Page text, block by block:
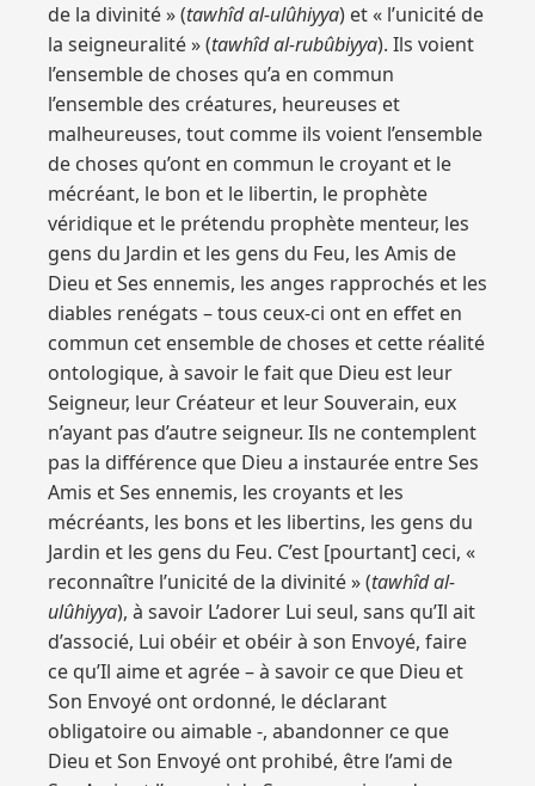
de la divinité » (tawhîd al-ulûhiyya) et « l’unicité de
la seigneuralité » (tawhîd al-rubûbiyya). Ils voient
l’ensemble de choses qu’a en commun
l’ensemble des créatures, heureuses et
malheureuses, tout comme ils voient l’ensemble
de choses qu’ont en commun le croyant et le
mécréant, le bon et le libertin, le prophète
véridique et le prétendu prophète menteur, les
gens du Jardin et les gens du Feu, les Amis de
Dieu et Ses ennemis, les anges rapprochés et les
diables renégats – tous ceux-ci ont en effet en
commun cet ensemble de choses et cette réalité
ontologique, à savoir le fait que Dieu est leur
Seigneur, leur Créateur et leur Souverain, eux
n’ayant pas d’autre seigneur. Ils ne contemplent
pas la différence que Dieu a instaurée entre Ses
Amis et Ses ennemis, les croyants et les
mécréants, les bons et les libertins, les gens du
Jardin et les gens du Feu. C’est [pourtant] ceci, «
reconnaître l’unicité de la divinité » (tawhîd al-
ulûhiyya), à savoir L’adorer Lui seul, sans qu’Il ait
d’associé, Lui obéir et obéir à son Envoyé, faire
ce qu’Il aime et agrée – à savoir ce que Dieu et
Son Envoyé ont ordonné, le déclarant
obligatoire ou aimable -, abandonner ce que
Dieu et Son Envoyé ont prohibé, être l’ami de